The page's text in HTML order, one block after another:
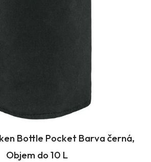
Bottle Pocket Barva černá,
Objem do 10 L